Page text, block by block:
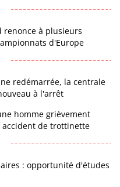
renonce à plusieurs
d'Europe
redémarrée, la centrale
à l'arrêt
homme grièvement
accident de trottinette
: opportunité d'études